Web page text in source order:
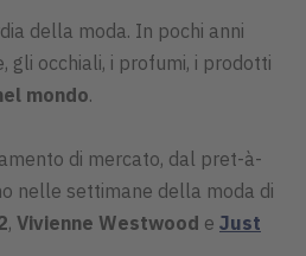
della moda. In pochi anni
gli occhiali, i profumi, i prodotti
mondo.
di mercato, dal pret-à-
nelle settimane della moda di
, Vivienne Westwood e Just